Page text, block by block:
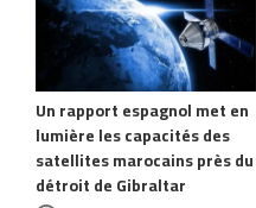
Un rapport espagnol met en
lumière les capacités des
satellites marocains près du
détroit de Gibraltar